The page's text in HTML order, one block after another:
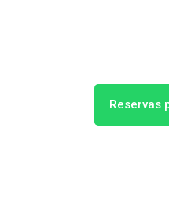
Reservas